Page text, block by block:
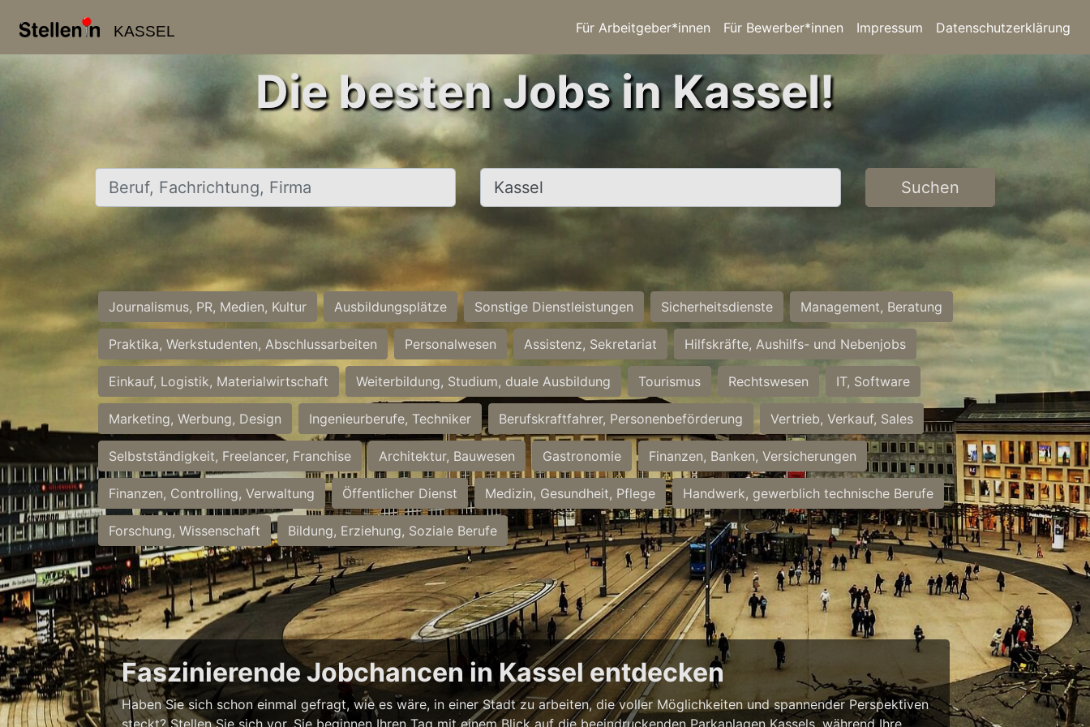
KASSEL Für Arbeitgeber*innen Für Bewerber*innen Impressum Datenschutzerklärung
Die besten Jobs in Kassel!
Beruf, Fachrichtung, Firma Ort, Stadt Suchen
Journalismus, PR, Medien, Kultur Ausbildungsplätze Sonstige Dienstleistungen Sicherheitsdienste Management, Beratung
Praktika, Werkstudenten, Abschlussarbeiten Personalwesen Assistenz, Sekretariat Hilfskräfte, Aushilfs- und Nebenjobs
Einkauf, Logistik, Materialwirtschaft Weiterbildung, Studium, duale Ausbildung Tourismus Rechtswesen IT, Software
Marketing, Werbung, Design Ingenieurberufe, Techniker Berufskraftfahrer, Personenbeförderung Vertrieb, Verkauf, Sales
Selbstständigkeit, Freelancer, Franchise Architektur, Bauwesen Gastronomie Finanzen, Banken, Versicherungen
Finanzen, Controlling, Verwaltung Öffentlicher Dienst Medizin, Gesundheit, Pflege Handwerk, gewerblich technische Berufe
Forschung, Wissenschaft Bildung, Erziehung, Soziale Berufe
Faszinierende Jobchancen in Kassel entdecken
Haben Sie sich schon einmal gefragt, wie es wäre, in einer Stadt zu arbeiten, die voller Möglichkeiten und spannender Perspektiven